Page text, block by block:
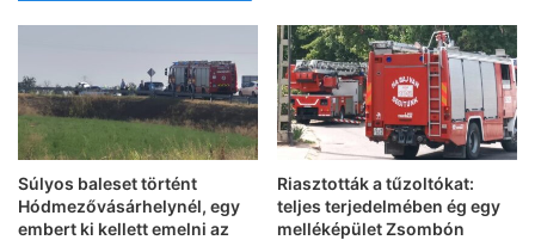
Súlyos baleset történt
Hódmezővásárhelynél, egy
embert ki kellett emelni az
Riasztották a tűzoltókat:
teljes terjedelmében ég egy
melléképület Zsombón